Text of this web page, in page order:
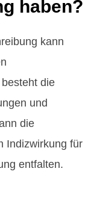
haben?
kann
die
und
die
Indizwirkung für
entfalten.